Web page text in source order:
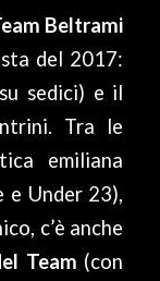
Beltrami
del 2017:
sedici) e il
Tra le
emiliana
Under 23),
c’è anche
Team (con